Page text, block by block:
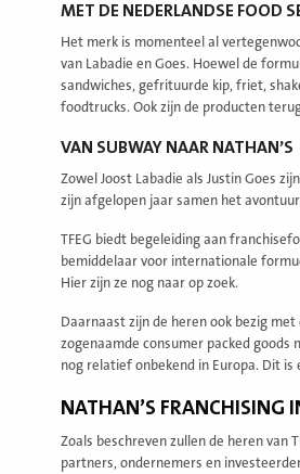
MET DE NEDERLANDSE FOOD
Het merk is momenteel al
van Labadie en Goes. Hoewel de
sandwiches, gefrituurde kip, friet,
foodtrucks. Ook zijn de producten
VAN SUBWAY NAAR NATHAN’S
Zowel Joost Labadie als Justin Goes
zijn afgelopen jaar samen het
TFEG biedt begeleiding aan
bemiddelaar voor internationale
Hier zijn ze nog naar op zoek.
Daarnaast zijn de heren ook bezig
zogenaamde consumer packed goods
nog relatief onbekend in Europa. Dit is
NATHAN’S FRANCHISING
Zoals beschreven zullen de heren van
partners, ondernemers en